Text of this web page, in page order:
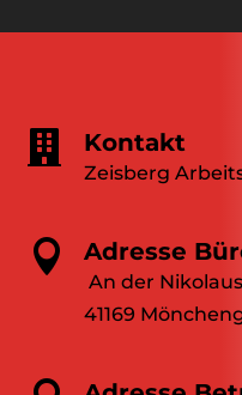
 Kontakt
Zeisberg
 Adresse
An der
41169